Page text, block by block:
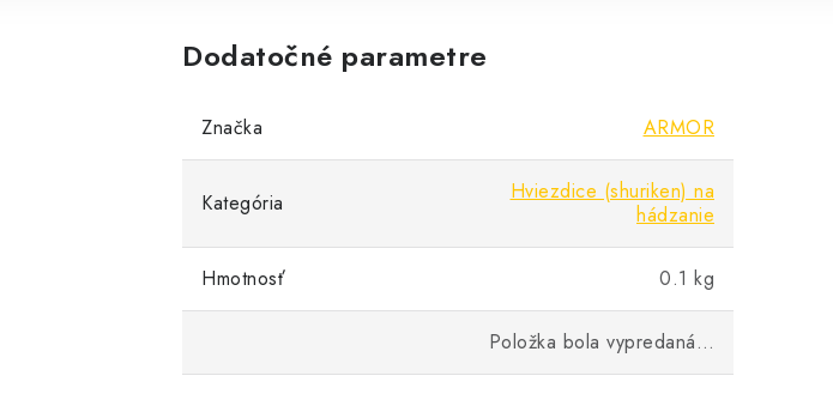
Dodatočné parametre
Značka ARMOR
Kategória
Hviezdice (shuriken) na
hádzanie
Hmotnosť 0.1 kg
Položka bola vypredaná…